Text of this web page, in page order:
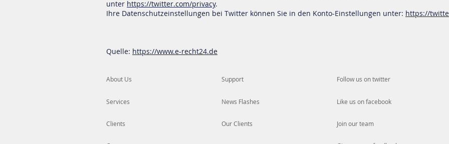
unter https://twitter.com/privacy.
Ihre Datenschutzeinstellungen bei Twitter können Sie in den Konto-Einstellungen unter: https://
Quelle: https://www.e-recht24.de
Clients Our Clients
News Flashes
Services
Support Follow us on twitter
About Us
Like us on facebook
Join our team